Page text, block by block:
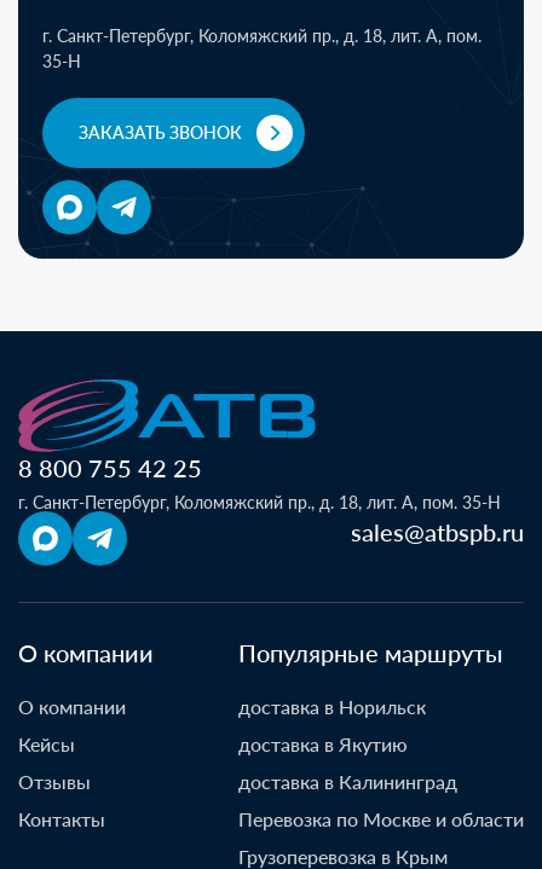
г. Санкт-Петербург, Коломяжский пр., д. 18, лит. А, пом.
35-Н
ЗАКАЗАТЬ ЗВОНОК
8 800 755 42 25
г. Санкт-Петербург, Коломяжский пр., д. 18, лит. А, пом. 35-Н
sales@atbspb.ru
О компании
О компании
Кейсы
Отзывы
Контакты
Популярные маршруты
доставка в Норильск
доставка в Якутию
доставка в Калининград
Перевозка по Москве и области
Грузоперевозка в Крым